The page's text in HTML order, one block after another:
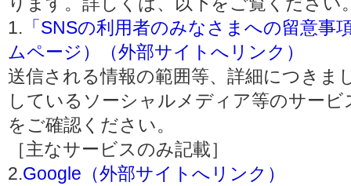
1. 「SNSの利用者のみなさまへの留意事
ムページ）（外部サイトへリンク）
送信される情報の範囲等、詳細につきま
しているソーシャルメディア等のサー
をご確認ください。
［主なサービスのみ記載］
2.Google（外部サイトへリンク）